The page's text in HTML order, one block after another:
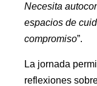
Necesita
espacios de
compromiso”.
La jornada
reflexiones